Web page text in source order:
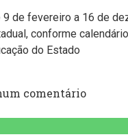
de fevereiro a 16 de
conforme
do Estado
comentário